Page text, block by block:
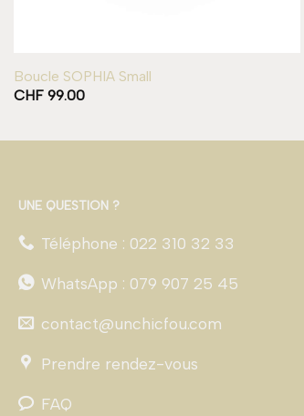
Boucle SOPHIA Small
CHF99.00
UNE QUESTION ?
Téléphone : 022 310 32 33
WhatsApp : 079 907 25 45
contact@unchicfou.com
Prendre rendez-vous
FAQ